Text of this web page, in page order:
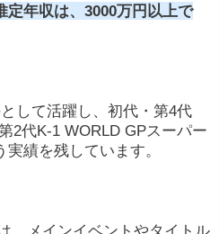
定年収は、3000万円以上で
して活躍し、初代・第4代
2代K-1 WORLD GPスーパー
績を残しています。
、メインイベントやタイトル